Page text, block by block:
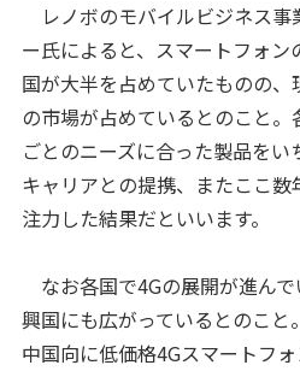
レノボのモバイルビジネス事
ー氏によると、スマートフォ
国が大半を占めていたものの
の市場が占めているとのこと
ごとのニーズに合った製品をい
キャリアとの提携、またここ
注力した結果だといいます。
なお各国で4Gの展開が進ん
興国にも広がっているとのこと
中国向に低価格4Gスマートフ